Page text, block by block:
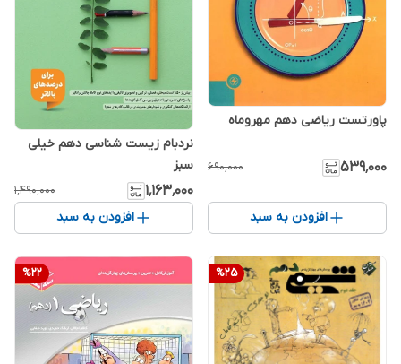
پاورتست ریاضی دهم مهروماه
۵۳۹٬۰۰۰ ۶۹۰٬۰۰۰
افزودن به سبد
نردبام زیست شناسی دهم خیلی
سبز
۱٬۱۶۳٬۰۰۰ ۱٬۴۹۰٬۰۰۰
افزودن به سبد
%25
%22